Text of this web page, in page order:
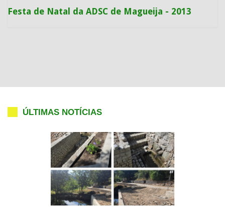
Festa de Natal da ADSC de Magueija - 2013
ÚLTIMAS NOTÍCIAS